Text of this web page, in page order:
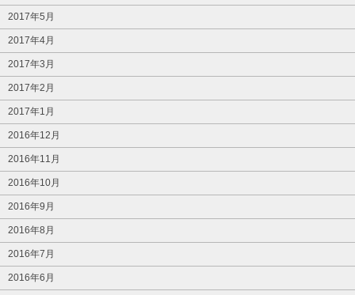
2017年5月
2017年4月
2017年3月
2017年2月
2017年1月
2016年12月
2016年11月
2016年10月
2016年9月
2016年8月
2016年7月
2016年6月